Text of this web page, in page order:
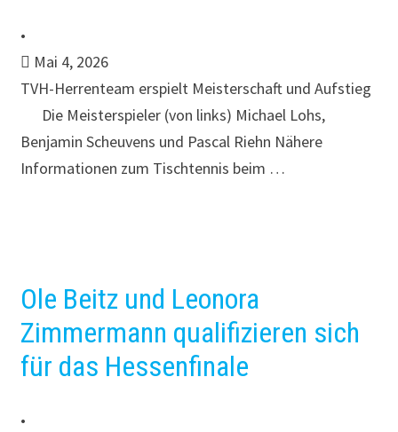
•
Mai 4, 2026
TVH-Herrenteam erspielt Meisterschaft und Aufstieg
Die Meisterspieler (von links) Michael Lohs,
Benjamin Scheuvens und Pascal Riehn Nähere
Informationen zum Tischtennis beim …
Ole Beitz und Leonora
Zimmermann qualifizieren sich
für das Hessenfinale
•